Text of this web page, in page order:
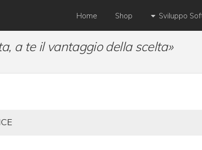
Home Shop Sviluppo
a te il vantaggio della scelta»